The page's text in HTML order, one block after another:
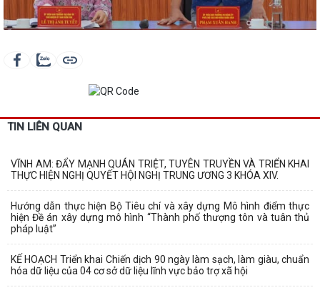
TIN LIÊN QUAN
VĨNH AM: ĐẨY MẠNH QUÁN TRIỆT, TUYÊN TRUYỀN VÀ TRIỂN KHAI
THỰC HIỆN NGHỊ QUYẾT HỘI NGHỊ TRUNG ƯƠNG 3 KHÓA XIV.
Hướng dẫn thực hiện Bộ Tiêu chí và xây dựng Mô hình điểm thực
hiện Đề án xây dựng mô hình “Thành phố thượng tôn và tuân thủ
pháp luật”
KẾ HOẠCH Triển khai Chiến dịch 90 ngày làm sạch, làm giàu, chuẩn
hóa dữ liệu của 04 cơ sở dữ liệu lĩnh vực bảo trợ xã hội